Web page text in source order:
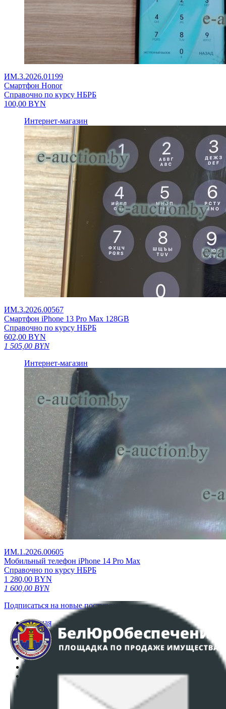
ИМ.3.2026.01199
Смартфон Honor
Справочно по курсу НБРБ
100,00 BYN
Интернет-магазин
ИМ.3.2026.00567
Смартфон iPhone 13 Pro Max 128GB
Справочно по курсу НБРБ
602,00 BYN
1 505,00 BYN
Интернет-магазин
ИМ.1.2026.00605
Мобильный телефон iPhone 14 Pro Max
Справочно по курсу НБРБ
1 280,00 BYN
1 600,00 BYN
Подписаться на новые поступления
Главная
Аукционы
Интернет-магазин
Регламент организации и проведения торгов
Политика в отношении обработки персональных
ПОЛОЖЕНИЕ О ПОЛИТИКЕ ОБРАБОТКИ COOKIE-